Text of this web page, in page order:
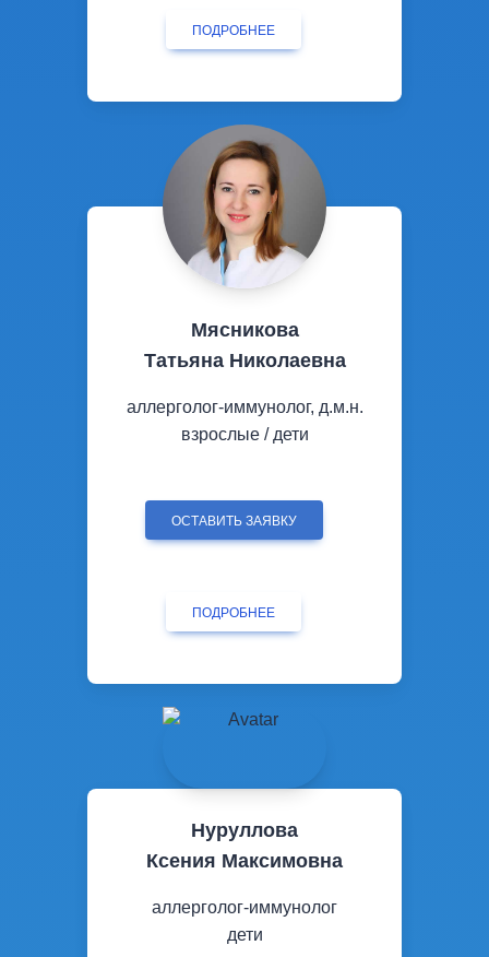
ПОДРОБНЕЕ
Мясникова
Татьяна Николаевна
аллерголог-иммунолог, д.м.н.
взрослые / дети
ОСТАВИТЬ ЗАЯВКУ
ПОДРОБНЕЕ
Нуруллова
Ксения Максимовна
аллерголог-иммунолог
дети